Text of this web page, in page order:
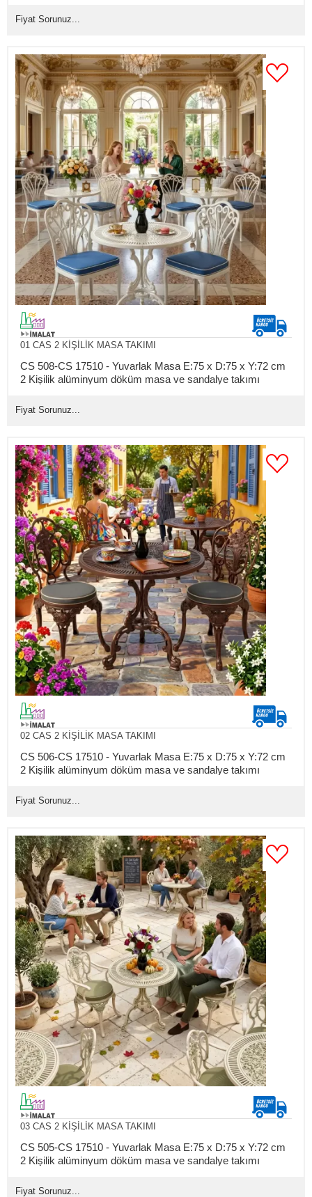
Fiyat Sorunuz...
01 CAS 2 KİŞİLİK MASA TAKIMI
CS 508-CS 17510 - Yuvarlak Masa E:75 x D:75 x Y:72 cm
2 Kişilik alüminyum döküm masa ve sandalye takımı
Fiyat Sorunuz...
02 CAS 2 KİŞİLİK MASA TAKIMI
CS 506-CS 17510 - Yuvarlak Masa E:75 x D:75 x Y:72 cm
2 Kişilik alüminyum döküm masa ve sandalye takımı
Fiyat Sorunuz...
03 CAS 2 KİŞİLİK MASA TAKIMI
CS 505-CS 17510 - Yuvarlak Masa E:75 x D:75 x Y:72 cm
2 Kişilik alüminyum döküm masa ve sandalye takımı
Fiyat Sorunuz...